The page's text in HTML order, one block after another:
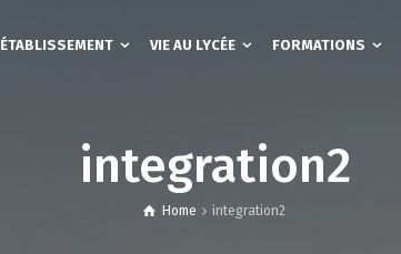
ÉTABLISSEMENT VIE AU LYCÉE FORMATIONS
integration2
Home integration2